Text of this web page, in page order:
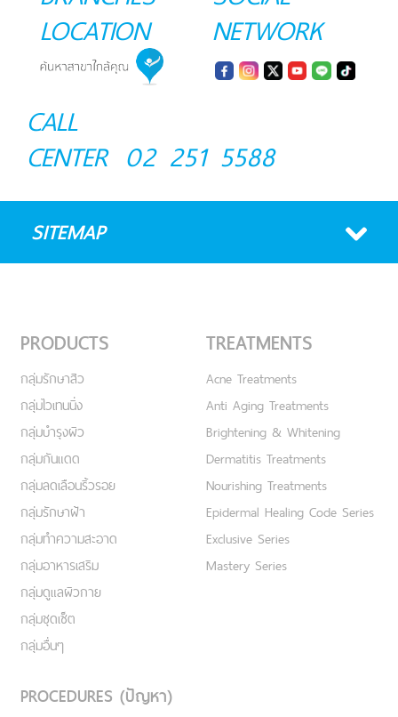
LOCATION
NETWORK
CALL
CENTER 02 251 5588
SITEMAP
PRODUCTS
กลุ่มรักษาสิว
กลุ่มไวเทนนิ่ง
กลุ่มบำรุงผิว
กลุ่มกันแดด
กลุ่มลดเลือนริ้วรอย
กลุ่มรักษาฝ้า
กลุ่มทำความสะอาด
กลุ่มอาหารเสริม
กลุ่มดูแลผิวกาย
กลุ่มชุดเซ็ต
กลุ่มอื่นๆ
TREATMENTS
Acne Treatments
Anti Aging Treatments
Brightening & Whitening
Dermatitis Treatments
Nourishing Treatments
Epidermal Healing Code Series
Exclusive Series
Mastery Series
PROCEDURES (ปัญหา)